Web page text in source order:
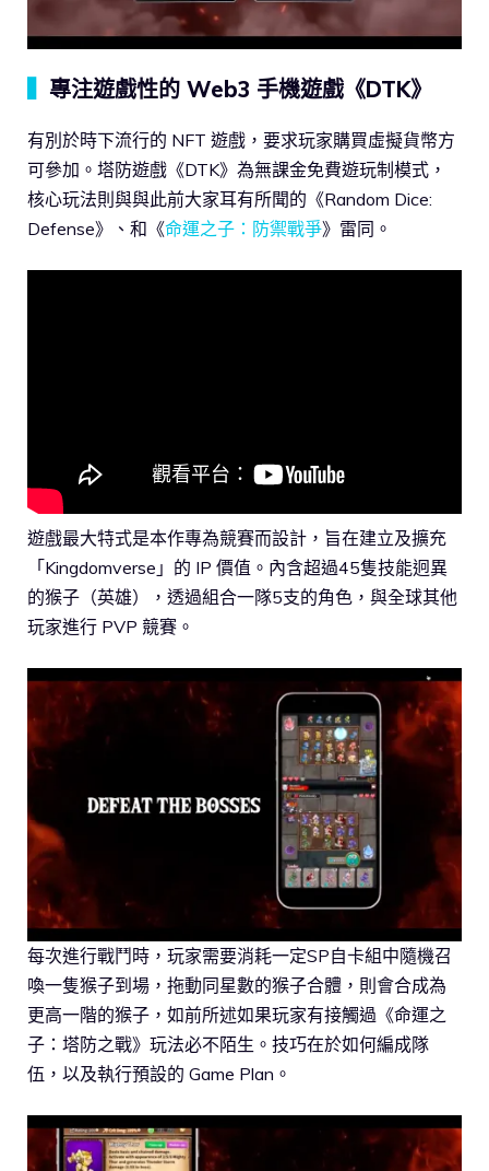
專注遊戲性的 Web3 手機遊戲《DTK》
有別於時下流行的 NFT 遊戲，要求玩家購買虛擬貨幣方
可參加。塔防遊戲《DTK》為無課金免費遊玩制模式，
核心玩法則與與此前大家耳有所聞的《Random Dice:
Defense》、和《命運之子：防禦戰爭》雷同。
遊戲最大特式是本作專為競賽而設計，旨在建立及擴充
「Kingdomverse」的 IP 價值。內含超過45隻技能迥異
的猴子（英雄），透過組合一隊5支的角色，與全球其他
玩家進行 PVP 競賽。
每次進行戰鬥時，玩家需要消耗一定SP自卡組中隨機召
喚一隻猴子到場，拖動同星數的猴子合體，則會合成為
更高一階的猴子，如前所述如果玩家有接觸過《命運之
子：塔防之戰》玩法必不陌生。技巧在於如何編成隊
伍，以及執行預設的 Game Plan。